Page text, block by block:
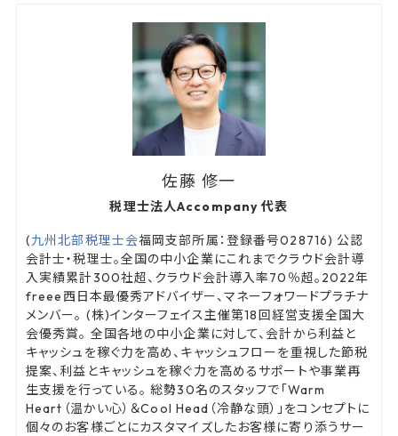
佐藤 修一
税理士法人Accompany 代表
(九州北部税理士会福岡支部所属：登録番号028716) 公認
会計士・税理士。全国の中小企業にこれまでクラウド会計導
入実績累計300社超、クラウド会計導入率70％超。2022年
freee西日本最優秀アドバイザー、マネーフォワードプラチナ
メンバー。 (株)インターフェイス主催第18回経営支援全国大
会優秀賞。 全国各地の中小企業に対して、会計から利益と
キャッシュを稼ぐ力を高め、キャッシュフローを重視した節税
提案、利益とキャッシュを稼ぐ力を高めるサポートや事業再
生支援を行っている。 総勢30名のスタッフで「Warm
Heart（温かい心）＆Cool Head（冷静な頭）」をコンセプトに
個々のお客様ごとにカスタマイズしたお客様に寄り添うサー